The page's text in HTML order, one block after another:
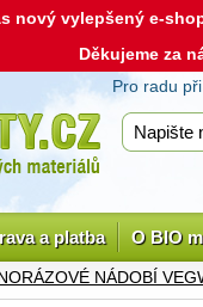
nový vylepšený e-
Děkujeme za
Pro radu
a platba O BIO
NÁDOBÍ